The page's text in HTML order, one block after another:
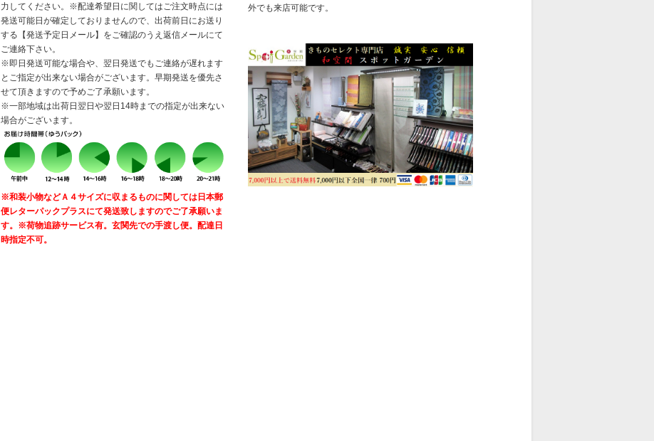
力してください。※配達希望日に関してはご注文時点には
発送可能日が確定しておりませんので、出荷前日にお送り
する【発送予定日メール】をご確認のうえ返信メールにて
ご連絡下さい。
※即日発送可能な場合や、翌日発送でもご連絡が遅れます
とご指定が出来ない場合がございます。早期発送を優先さ
せて頂きますので予めご了承願います。
※一部地域は出荷日翌日や翌日14時までの指定が出来ない
場合がございます。
※和装小物などＡ４サイズに収まるものに関しては日本郵
便レターパックプラスにて発送致しますのでご了承願いま
す。※荷物追跡サービス有。玄関先での手渡し便。配達日
時指定不可。
外でも来店可能です。